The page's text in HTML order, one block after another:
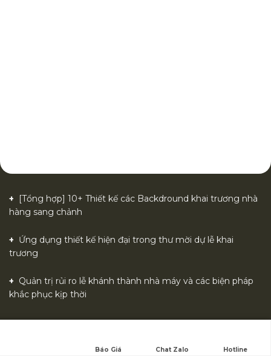
[Tổng hợp] 10+ Thiết kế các Backdround khai trương nhà
hàng sang chảnh
Ứng dụng thiết kế hiện đại trong thư mời dự lễ khai
trương
Quản trị rủi ro lễ khánh thành nhà máy và các biện pháp
khắc phục kịp thời
Hotline
Chat Zalo
Báo Giá